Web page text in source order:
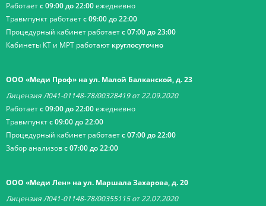
Работаетс 09:00 до 22:00ежедневно
Травмпункт работаетс 09:00 до 22:00
Процедурный кабинет работаетс 07:00 до 23:00
Кабинеты КТ и МРТ работают круглосуточно
ООО «Меди Проф» на ул. Малой Балканской, д. 23
Лицензия Л041-01148-78/00328419 от 22.09.2020
Работаетс 09:00 до 22:00ежедневно
Травмпунктс 09:00 до 22:00
Процедурный кабинет работаетс 07:00 до 22:00
Забор анализовс 07:00 до 22:00
ООО «Меди Лен» на ул. Маршала Захарова, д. 20
Лицензия Л041-01148-78/00355115 от 22.07.2020